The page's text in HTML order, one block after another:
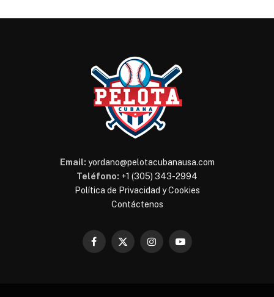
Email: yordano@pelotacubanausa.com
Teléfono: +1 (305) 343-2994
Política de Privacidad y Cookies
Contáctenos
Facebook
X
InstagramYouTube